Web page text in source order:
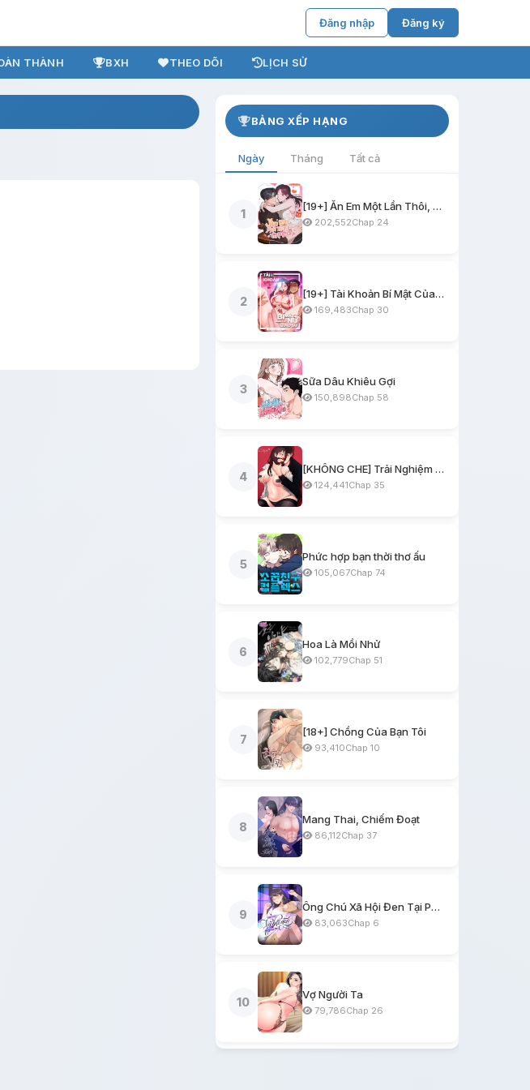
Đăng nhập Đăng ký
THÀNH BXH THEO DÕI LỊCH SỬ
BẢNG XẾP HẠNG
Ngày Tháng Tất cả
1
[19+] Ăn Em Một Lần Thôi, Oppa
202,552Chap 24
2
[19+] Tài Khoản Bí Mật Của Nữ Giáo Sư
169,483Chap 30
3
Sữa Dâu Khiêu Gợi
150,898Chap 58
4
[KHÔNG CHE] Trải Nghiệm Một Ngày Workshop BDSM
124,441Chap 35
5
Phức hợp bạn thời thơ ấu
105,067Chap 74
6
Hoa Là Mồi Nhử
102,779Chap 51
7
[18+] Chồng Của Bạn Tôi
93,410Chap 10
8
Mang Thai, Chiếm Đoạt
86,112Chap 37
9
Ông Chú Xã Hội Đen Tại Phòng Trọ
83,063Chap 6
10
Vợ Người Ta
79,786Chap 26